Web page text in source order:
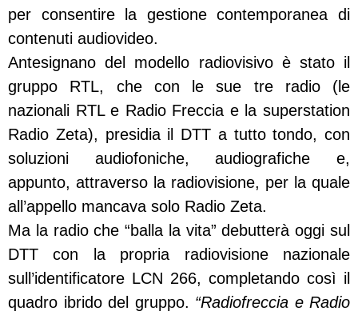
per consentire la gestione contemporanea di
contenuti audiovideo.
Antesignano del modello radiovisivo è stato il
gruppo RTL, che con le sue tre radio (le
nazionali RTL e Radio Freccia e la superstation
Radio Zeta), presidia il DTT a tutto tondo, con
soluzioni audiofoniche, audiografiche e,
appunto, attraverso la radiovisione, per la quale
all’appello mancava solo Radio Zeta.
Ma la radio che “balla la vita” debutterà oggi sul
DTT con la propria radiovisione nazionale
sull’identificatore LCN 266, completando così il
quadro ibrido del gruppo. “Radiofreccia e Radio